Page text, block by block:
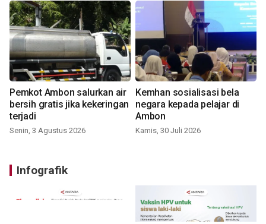
Pemkot Ambon salurkan air
bersih gratis jika kekeringan
terjadi
Senin, 3 Agustus 2026
Kemhan sosialisasi bela
negara kepada pelajar di
Ambon
Kamis, 30 Juli 2026
Infografik